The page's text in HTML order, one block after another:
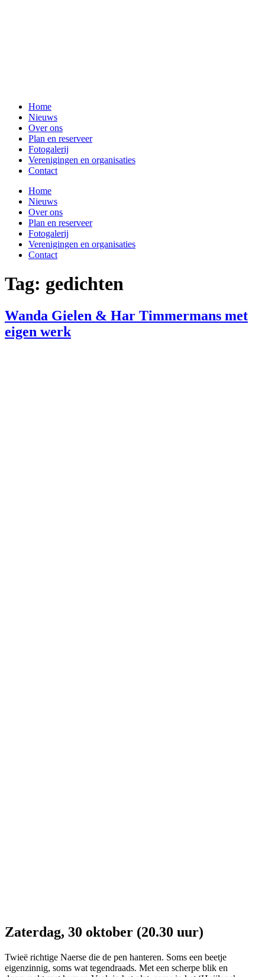
Home
Nieuws
Over ons
Plan en reserveer
Fotogalerij
Verenigingen en organisaties
Contact
Home
Nieuws
Over ons
Plan en reserveer
Fotogalerij
Verenigingen en organisaties
Contact
Tag: gedichten
Wanda Gielen & Har Timmermans met
eigen werk
Zaterdag, 30 oktober (20.30 uur)
Twieë richtige Naerse die de pen hanteren. Soms een beetje
eigenzinnig, soms wat tegendraads. Met een scherpe blik en